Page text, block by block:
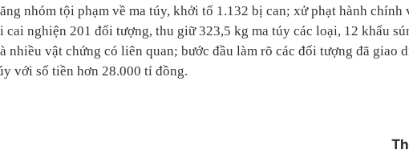
nhóm tội phạm về ma túy, khởi tố 1.132 bị can; xử phạt hành chính
cai nghiện 201 đối tượng, thu giữ 323,5 kg ma túy các loại, 12 khẩu
nhiều vật chứng có liên quan; bước đầu làm rõ các đối tượng đã giao
với số tiền hơn 28.000 tỉ đồng.